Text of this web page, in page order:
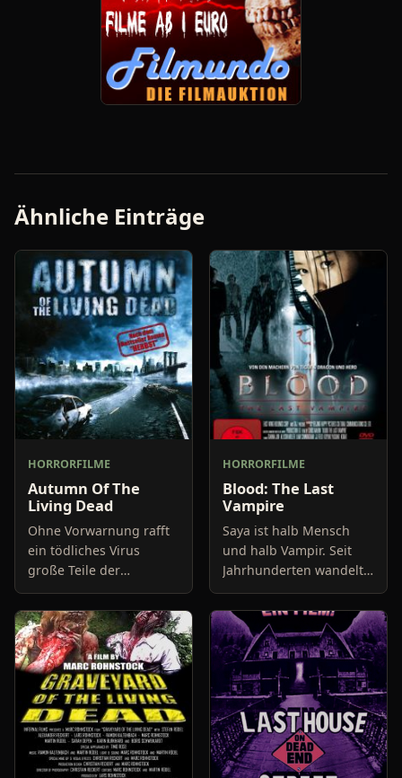
Ähnliche Einträge
HORRORFILME
Autumn Of The
Living Dead
Ohne Vorwarnung rafft
ein tödliches Virus
große Teile der
Bevölkerung dahin. Der
Tod kommt schnell und
schmerzhaft, ist aber
nicht das Ende für den
Infizie
HORRORFILME
Blood: The Last
Vampire
Saya ist halb Mensch
und halb Vampir. Seit
Jahrhunderten wandelt
sie auf der Erde umher,
um Dämonen in
Menschengestallt zu
eliminieren. In den
1970er Jahren t